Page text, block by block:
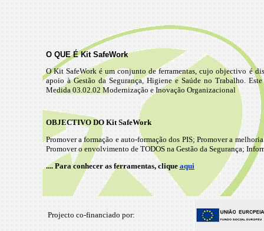
O QUE É Kit SafeWork
O Kit SafeWork é um conjunto de ferramentas, cujo objectivo é
apoio à Gestão da Segurança, Higiene e Saúde no Trabalho.
Medida 03.02.02 Modernização e Inovação Organizacional
OBJECTIVO DO Kit SafeWork
Promover a formação e auto-formação dos PIS; Promover a
Promover o envolvimento de TODOS na Gestão da Segurança;
.... Para conhecer as ferramentas, clique aqui
Projecto co-financiado por: